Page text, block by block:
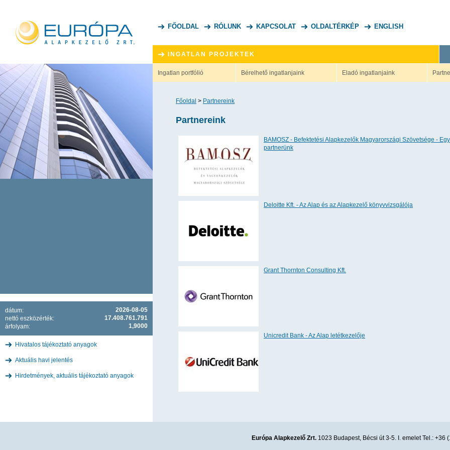
FŐOLDAL RÓLUNK KAPCSOLAT OLDALTÉRKÉP ENGLISH
2026-08-05
dátum:
17.408.761.791
nettó eszközérték:
1,9000
árfolyam:
Hivatalos tájékoztató anyagok
Aktuális havi jelentés
Hirdetmények, aktuális tájékoztató anyagok
INGATLAN PROJEKTEK
Ingatlan portfólió Bérelhető ingatlanjaink Eladó ingatlanjaink
Főoldal > Partnereink
Partnereink
BAMOSZ - Befektetési Alapkezelők Magyarországi Szövetsége -
partnerünk
Deloitte Kft. - Az Alap és az Alapkezelő könyvvizsgálója
Grant Thornton Consulting Kft.
Unicredit Bank - Az Alap letétkezelője
Európa Alapkezelő Zrt. 1023 Budapest, Bécsi út 3-5. I. emelet Tel.: +36